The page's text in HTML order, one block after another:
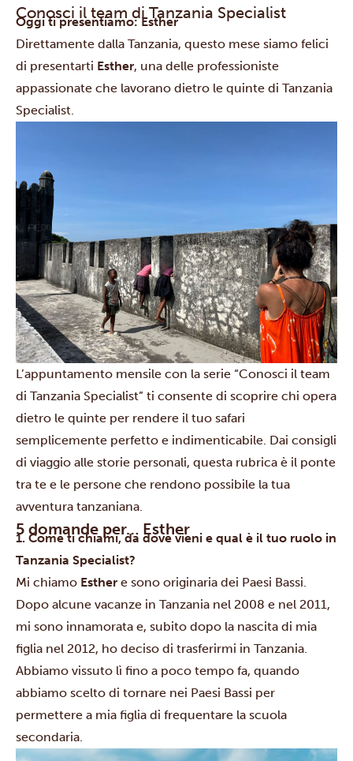
Conosci il team di Tanzania Specialist
Oggi ti presentiamo: Esther
Direttamente dalla Tanzania, questo mese siamo felici
di presentarti Esther, una delle professioniste
appassionate che lavorano dietro le quinte di Tanzania
Specialist.
L’appuntamento mensile con la serie “Conosci il team
di Tanzania Specialist” ti consente di scoprire chi opera
dietro le quinte per rendere il tuo safari
semplicemente perfetto e indimenticabile. Dai consigli
di viaggio alle storie personali, questa rubrica è il ponte
tra te e le persone che rendono possibile la tua
avventura tanzaniana.
5 domande per… Esther
1. Come ti chiami, da dove vieni e qual è il tuo ruolo in
Tanzania Specialist?
Mi chiamo Esther e sono originaria dei Paesi Bassi.
Dopo alcune vacanze in Tanzania nel 2008 e nel 2011,
mi sono innamorata e, subito dopo la nascita di mia
figlia nel 2012, ho deciso di trasferirmi in Tanzania.
Abbiamo vissuto lì fino a poco tempo fa, quando
abbiamo scelto di tornare nei Paesi Bassi per
permettere a mia figlia di frequentare la scuola
secondaria.